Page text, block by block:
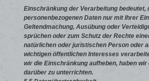
Einschränkung der Verarbeitung bedeutet,
personenbezogenen Daten nur mit Ihrer
Geltendmachung, Ausübung oder
sprüchen oder zum Schutz der Rechte
natürlichen oder juristischen Person oder
wichtigen öffentlichen Interesses
wir die Einschränkung aufheben, haben wir
darüber zu unterrichten.